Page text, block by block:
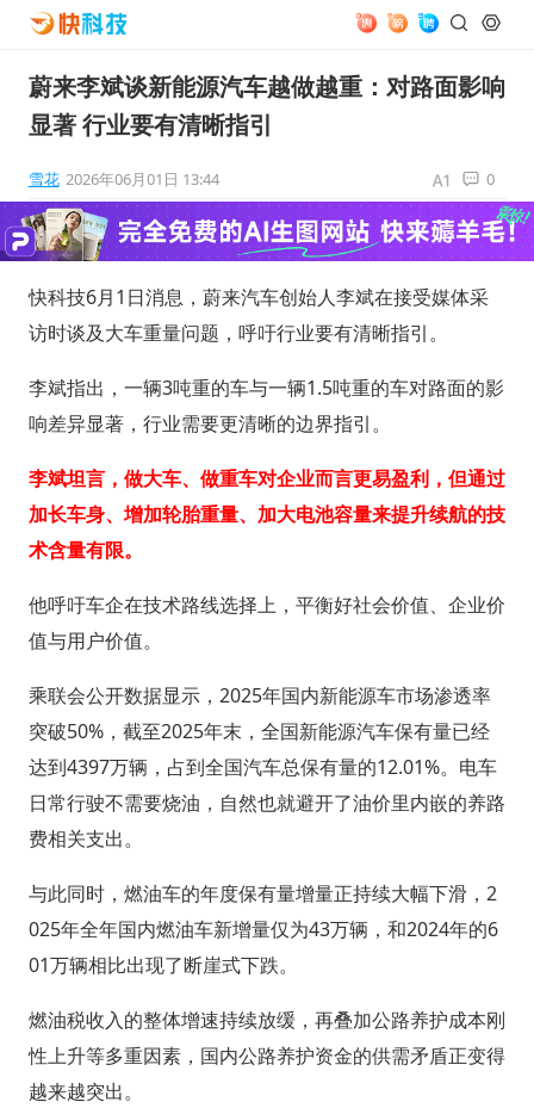
蔚来李斌谈新能源汽车越做越重：对路面影响
显著 行业要有清晰指引
雪花 2026年06月01日 13:44 0
快科技6月1日消息，蔚来汽车创始人李斌在接受媒体采
访时谈及大车重量问题，呼吁行业要有清晰指引。
李斌指出，一辆3吨重的车与一辆1.5吨重的车对路面的影
响差异显著，行业需要更清晰的边界指引。
李斌坦言，做大车、做重车对企业而言更易盈利，但通过
加长车身、增加轮胎重量、加大电池容量来提升续航的技
术含量有限。
他呼吁车企在技术路线选择上，平衡好社会价值、企业价
值与用户价值。
乘联会公开数据显示，2025年国内新能源车市场渗透率
突破50%，截至2025年末，全国新能源汽车保有量已经
达到4397万辆，占到全国汽车总保有量的12.01%。电车
日常行驶不需要烧油，自然也就避开了油价里内嵌的养路
费相关支出。
与此同时，燃油车的年度保有量增量正持续大幅下滑，2
025年全年国内燃油车新增量仅为43万辆，和2024年的6
01万辆相比出现了断崖式下跌。
燃油税收入的整体增速持续放缓，再叠加公路养护成本刚
性上升等多重因素，国内公路养护资金的供需矛盾正变得
越来越突出。